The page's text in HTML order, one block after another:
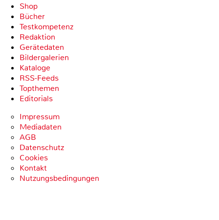
Shop
Bücher
Testkompetenz
Redaktion
Gerätedaten
Bildergalerien
Kataloge
RSS-Feeds
Topthemen
Editorials
Impressum
Mediadaten
AGB
Datenschutz
Cookies
Kontakt
Nutzungsbedingungen